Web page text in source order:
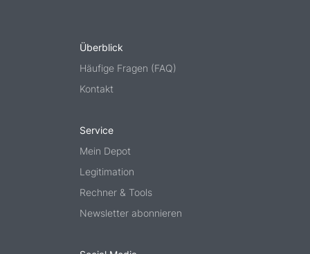
Überblick
Häufige Fragen (FAQ)
Kontakt
Service
Mein Depot
Legitimation
Rechner & Tools
Newsletter abonnieren